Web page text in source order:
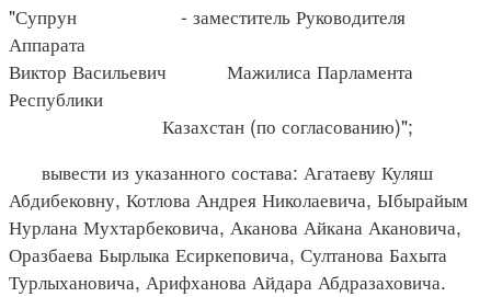
"Супрун - заместитель Руководителя
Аппарата
Виктор Васильевич Мажилиса Парламента
Республики
Казахстан (по согласованию)";
вывести из указанного состава: Агатаеву Куляш
Абдибековну, Котлова Андрея Николаевича, Ыбырайым
Нурлана Мухтарбековича, Аканова Айкана Акановича,
Оразбаева Бырлыка Есиркеповича, Султанова Бахыта
Турлыхановича, Арифханова Айдара Абдразаховича.